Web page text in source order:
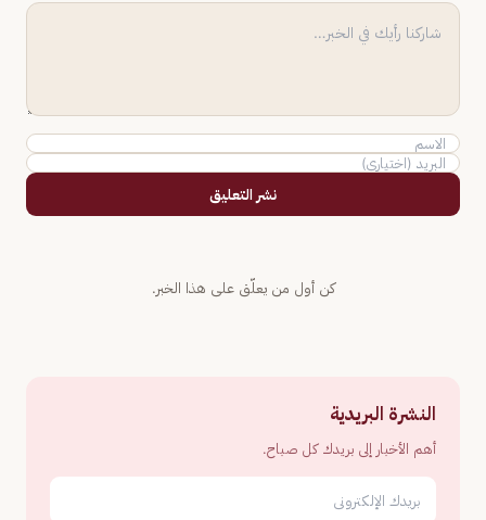
نشر التعليق
كن أول من يعلّق على هذا الخبر.
النشرة البريدية
أهم الأخبار إلى بريدك كل صباح.